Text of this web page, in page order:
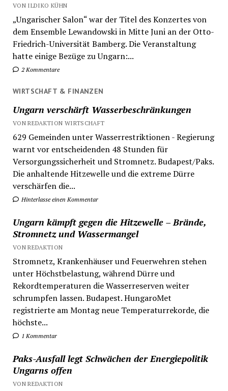
VON ILDIKO KÜHN
„Ungarischer Salon“ war der Titel des Konzertes von
dem Ensemble Lewandowski in Mitte Juni an der Otto-
Friedrich-Universität Bamberg. Die Veranstaltung
hatte einige Bezüge zu Ungarn:...
2 Kommentare
WIRTSCHAFT & FINANZEN
Ungarn verschärft Wasserbeschränkungen
VON REDAKTION WIRTSCHAFT
629 Gemeinden unter Wasserrestriktionen - Regierung
warnt vor entscheidenden 48 Stunden für
Versorgungssicherheit und Stromnetz. Budapest/Paks.
Die anhaltende Hitzewelle und die extreme Dürre
verschärfen die...
Hinterlasse einen Kommentar
Ungarn kämpft gegen die Hitzewelle – Brände,
Stromnetz und Wassermangel
VON REDAKTION
Stromnetz, Krankenhäuser und Feuerwehren stehen
unter Höchstbelastung, während Dürre und
Rekordtemperaturen die Wasserreserven weiter
schrumpfen lassen. Budapest. HungaroMet
registrierte am Montag neue Temperaturrekorde, die
höchste...
1 Kommentar
Paks-Ausfall legt Schwächen der Energiepolitik
Ungarns offen
VON REDAKTION